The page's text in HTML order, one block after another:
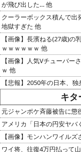
が飛び出した… 他
クーラーボックス積んで
地獄すぎた 他
【画像】長濱ねる(27歳)
ｗｗｗｗｗｗ 他
【画像】人気Vチューバー
ｗ 他
【悲報】2050年の日本、
キタ
元ジャンポケ斉藤被告に
アメリカ「日本の円安ヤバ
【画像】モンハンワイル
ワイ将、往復4万円払って